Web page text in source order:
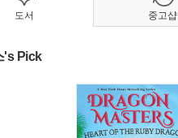
도서
's Pick
중고샵